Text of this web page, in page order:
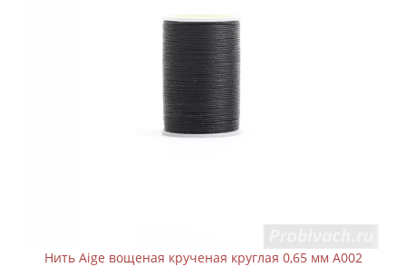
0,65 мм A002 Нить Aige вощеная крученая